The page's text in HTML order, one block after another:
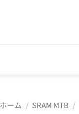
ホーム / SRAM MTB /